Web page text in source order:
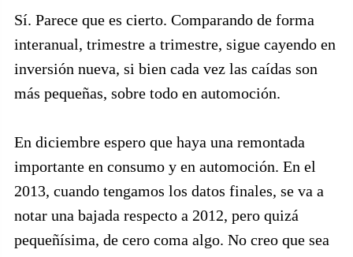
Sí. Parece que es cierto. Comparando de forma
interanual, trimestre a trimestre, sigue cayendo en
inversión nueva, si bien cada vez las caídas son
más pequeñas, sobre todo en automoción.
En diciembre espero que haya una remontada
importante en consumo y en automoción. En el
2013, cuando tengamos los datos finales, se va a
notar una bajada respecto a 2012, pero quizá
pequeñísima, de cero coma algo. No creo que sea